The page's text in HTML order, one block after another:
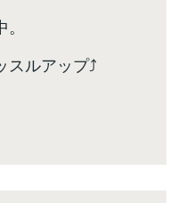
ルアップ⤴️